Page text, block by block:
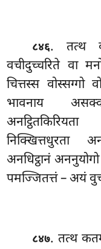
८४६. तत्थ
वचीदुच्चरिते वा
चित्तस्स वोस्सग्गो
भावनाय
निक्खित्तधुरता
अनधिट्ठानं
पमज्जितत्तं – अयं
८४७. तत्थ